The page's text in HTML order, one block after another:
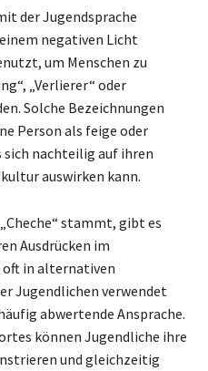
der Jugendsprache
negativen Licht
um Menschen zu
„Verlierer“ oder
Solche Bezeichnungen
Person als feige oder
sich nachteilig auf ihren
auswirken kann.
stammt, gibt es
Ausdrücken im
oft in alternativen
Jugendlichen verwendet
abwertende Ansprache.
können Jugendliche ihre
und gleichzeitig